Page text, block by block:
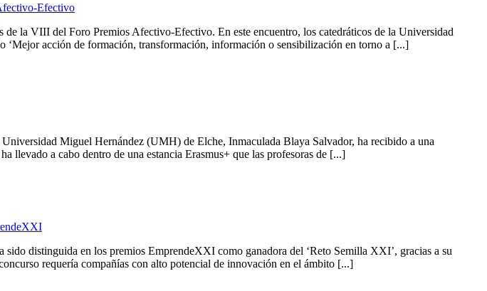
Efectivo
de la VIII del Foro Premios Afectivo-Efectivo. En este encuentro, los catedráticos de la Universidad
acción de formación, transformación, información o sensibilización en torno a [...]
Miguel Hernández (UMH) de Elche, Inmaculada Blaya Salvador, ha recibido a una
llevado a cabo dentro de una estancia Erasmus+ que las profesoras de [...]
distinguida en los premios EmprendeXXI como ganadora del ‘Reto Semilla XXI’, gracias a su
requería compañías con alto potencial de innovación en el ámbito [...]